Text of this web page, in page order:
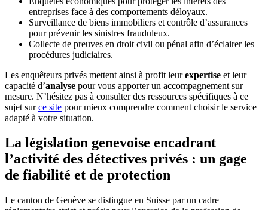
entreprises face à des comportements déloyaux.
Surveillance de biens immobiliers et contrôle d’assurances
pour prévenir les sinistres frauduleux.
Collecte de preuves en droit civil ou pénal afin d’éclairer les
procédures judiciaires.
Les enquêteurs privés mettent ainsi à profit leurexpertise et leur
capacité d’analyse pour vous apporter un accompagnement sur
mesure. N’hésitez pas à consulter des ressources spécifiques à ce
sujet surce site pour mieux comprendre comment choisir le service
adapté à votre situation.
La législation genevoise encadrant
l’activité des détectives privés : un gage
de fiabilité et de protection
Le canton de Genève se distingue en Suisse par un cadre